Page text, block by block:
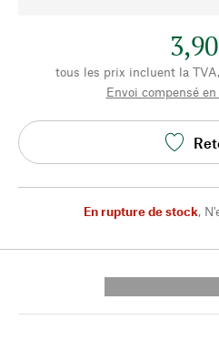
tous les prix incluent la
Envoi compensé en
En rupture de stock,